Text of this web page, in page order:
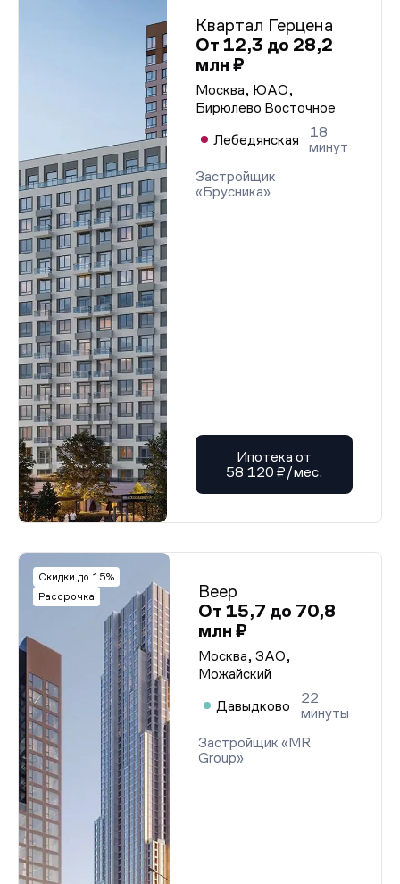
Квартал Герцена
От 12,3 до 28,2
млн ₽
Москва, ЮАО,
Бирюлево Восточное
Лебедянская
18
минут
Застройщик
«Брусника»
Ипотека от
58 120 ₽/мес.
Скидки до 15%
Рассрочка
Веер
От 15,7 до 70,8
млн ₽
Москва, ЗАО,
Можайский
Давыдково
22
минуты
Застройщик «MR
Group»